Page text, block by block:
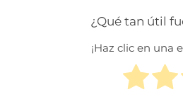
¿Qué tan útil
¡Haz clic en una